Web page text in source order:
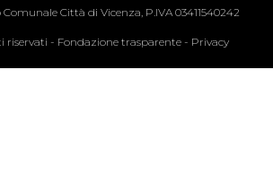
Città di Vicenza, P.IVA 03411540242
riservati - Fondazione trasparente - Privacy